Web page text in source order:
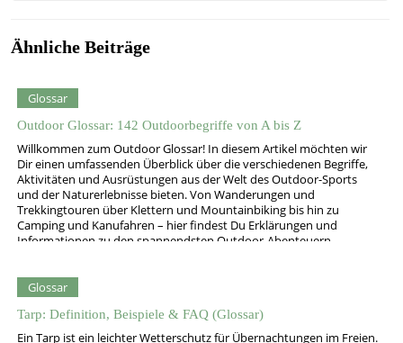
Ähnliche Beiträge
Glossar
Outdoor Glossar: 142 Outdoorbegriffe von A bis Z
Willkommen zum Outdoor Glossar! In diesem Artikel möchten wir
Dir einen umfassenden Überblick über die verschiedenen Begriffe,
Aktivitäten und Ausrüstungen aus der Welt des Outdoor-Sports
und der Naturerlebnisse bieten. Von Wanderungen und
Trekkingtouren über Klettern und Mountainbiking bis hin zu
Camping und Kanufahren – hier findest Du Erklärungen und
Informationen zu den spannendsten Outdoor-Abenteuern.
Glossar
Tarp: Definition, Beispiele & FAQ (Glossar)
Ein Tarp ist ein leichter Wetterschutz für Übernachtungen im Freien.